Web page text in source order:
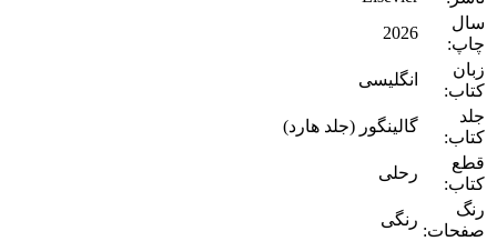
سال
چاپ:
2026
زبان
کتاب:
انگلیسی
جلد
کتاب:
گالینگور (جلد هارد)
قطع
کتاب:
رحلی
رنگ
صفحات:
رنگی